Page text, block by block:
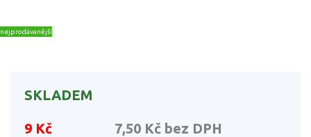
nejprodávanější
SKLADEM
9 Kč 7,50 Kč bez DPH